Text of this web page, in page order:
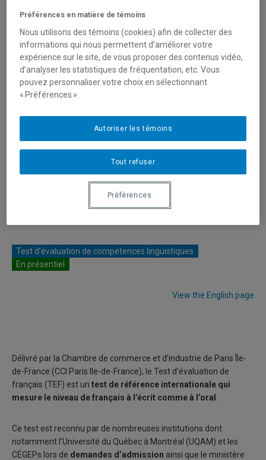
ETS Authorized Test Center
Test JLPT
Groupe de recherche
Français | Test
d’évaluation de français
Test d’évaluation de compétences linguistiques
En présentiel
View the English page
Délivré par la Chambre de commerce et d’industrie de Paris Île-
de-France (CCI Paris Ile-de-France), le Test d’évaluation de
français (TEF) est un test de référence internationale qui
mesure le niveau de français à l’écrit comme à l’oral
Ce test est reconnu par de nombreuses institutions dont
notamment l’Université du Québec à Montréal (UQAM) et les
CÉGEPs lors de demandes d’admission ainsi que le ministère
Préférences en matière de témoins
Nous utilisons des témoins (cookies) afin de collecter des
informations qui nous permettent d’améliorer votre
expérience sur le site, de vous proposer des contenus vidéo,
d’analyser les statistiques de fréquentation, etc. Vous
pouvez personnaliser votre choix en sélectionnant
« Préférences ».
Tout refuser
Autoriser les témoins
Préférences